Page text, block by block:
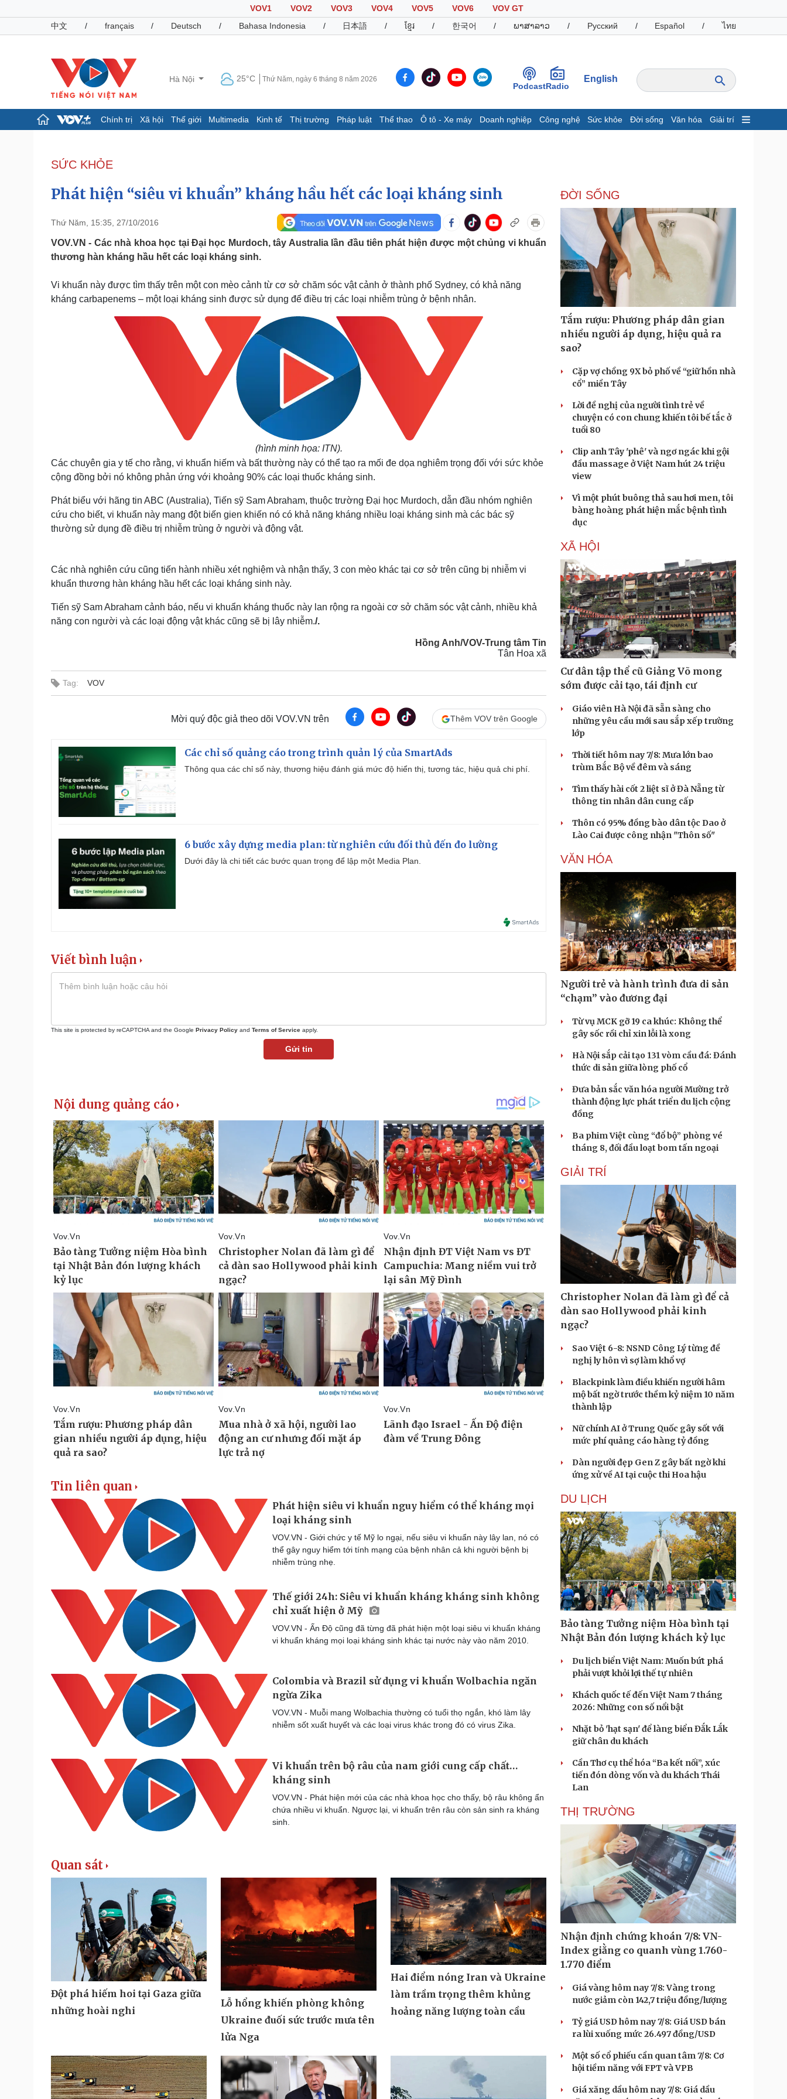
VOV1 VOV2 VOV3 VOV4 VOV5 VOV6
VOV GT
中文
/ français / Deutsch / Bahasa Indonesia / 日本語 / ខ្មែរ / 한국어 / ພາສາລາວ / Русский / Español / ไทย
Hà Nội 25°C Thứ Năm, ngày 6 tháng 8 năm 2026
PodcastRadio
English
Chính trị Xã hội Thế giới Multimedia Kinh tế Thị trường Pháp luật Thể thao Ô tô - Xe máy Doanh nghiệp Công nghệ Sức khỏe Đời sống Văn hóa Giải trí
Đảng
Tổ chức nhân sự
Nhận diện sự thật
Dấu ấn VOV
Infographic
Giá cà phê
Pháp luật
Vụ án
Tư vấn luật
Quân sự - Quốc phòng
Vũ khí
Phân tích
Thể thao
Thế giới thể thao
eSports
Hậu trường
Ô tô - Xe máy
Tư vấn
Doanh nghiệp
Thông tin doanh nghiệp
Doanh nghiệp 24h
Doanh nhân
Công nghệ
Sành điệu
Tin Công nghệ
Trải nghiệm
Dinh dưỡng - món ngon
Đời sống
Nhà đẹp
Tình yêu - Gia đình
Sân khấu - Điện ảnh
Văn học
Âm nhạc
Nghệ sĩ
Thời trang
Sao Việt
Podcast
Câu chuyện thời sự
Cửa sổ tình yêu
Kể chuyện cho bé
SỨC KHỎE
Phát hiện “siêu vi khuẩn” kháng hầu hết các loại kháng sinh
Thứ Năm, 15:35, 27/10/2016
VOV.VN - Các nhà khoa học tại Đại học Murdoch, tây Australia lần đầu tiên phát hiện được một chủng vi khuẩn
thương hàn kháng hầu hết các loại kháng sinh.
Vi khuẩn này được tìm thấy trên một con mèo cảnh từ cơ sở chăm sóc vật cảnh ở thành phố Sydney, có khả năng
kháng carbapenems – một loại kháng sinh được sử dụng để điều trị các loại nhiễm trùng ở bệnh nhân.
(hình minh họa: ITN).
Các chuyên gia y tế cho rằng, vi khuẩn hiếm và bất thường này có thể tạo ra mối đe dọa nghiêm trọng đối với sức khỏe
cộng đồng bởi nó không phản ứng với khoảng 90% các loại thuốc kháng sinh.
Phát biểu với hãng tin ABC (Australia), Tiến sỹ Sam Abraham, thuộc trường Đại học Murdoch, dẫn đầu nhóm nghiên
cứu cho biết, vi khuẩn này mang đột biến gien khiến nó có khả năng kháng nhiều loại kháng sinh mà các bác sỹ
thường sử dụng đề điều trị nhiễm trùng ở người và động vật.
Các nhà nghiên cứu cũng tiến hành nhiều xét nghiệm và nhận thấy, 3 con mèo khác tại cơ sở trên cũng bị nhiễm vi
khuẩn thương hàn kháng hầu hết các loại kháng sinh này.
Tiến sỹ Sam Abraham cảnh báo, nếu vi khuẩn kháng thuốc này lan rộng ra ngoài cơ sở chăm sóc vật cảnh, nhiều khả
năng con người và các loại động vật khác cũng sẽ bị lây nhiễm./.
Hồng Anh/VOV-Trung tâm Tin
Tân Hoa xã
Tag: VOV
Mời quý độc giả theo dõi VOV.VN trên Thêm VOV trên Google
Các chỉ số quảng cáo trong trình quản lý của SmartAds
Thông qua các chỉ số này, thương hiệu đánh giá mức độ hiển thị, tương tác, hiệu quả chi phí.
6 bước xây dựng media plan: từ nghiên cứu đối thủ đến đo lường
Dưới đây là chi tiết các bước quan trọng để lập một Media Plan.
Viết bình luận
This site is protected by reCAPTCHA and the Google Privacy Policy and Terms of Service apply.
Gửi tin
Tin liên quan
Phát hiện siêu vi khuẩn nguy hiểm có thể kháng mọi
loại kháng sinh
VOV.VN - Giới chức y tế Mỹ lo ngại, nếu siêu vi khuẩn này lây lan, nó có
thể gây nguy hiểm tới tính mạng của bệnh nhân cả khi người bệnh bị
nhiễm trùng nhẹ.
Thế giới 24h: Siêu vi khuẩn kháng kháng sinh không
chỉ xuất hiện ở Mỹ
VOV.VN - Ấn Độ cũng đã từng đã phát hiện một loại siêu vi khuẩn kháng
vi khuẩn kháng mọi loại kháng sinh khác tại nước này vào năm 2010.
Colombia và Brazil sử dụng vi khuẩn Wolbachia ngăn
ngừa Zika
VOV.VN - Muỗi mang Wolbachia thường có tuổi thọ ngắn, khó làm lây
nhiễm sốt xuất huyết và các loại virus khác trong đó có virus Zika.
Vi khuẩn trên bộ râu của nam giới cung cấp chất…
kháng sinh
VOV.VN - Phát hiện mới của các nhà khoa học cho thấy, bộ râu không ẩn
chứa nhiều vi khuẩn. Ngược lại, vi khuẩn trên râu còn sản sinh ra kháng
sinh.
Quan sát
Đột phá hiếm hoi tại Gaza giữa
những hoài nghi
Lỗ hổng khiến phòng không
Ukraine đuối sức trước mưa tên
lửa Nga
Hai điểm nóng Iran và Ukraine
làm trầm trọng thêm khủng
hoảng năng lượng toàn cầu
ĐỜI SỐNG
Tắm rượu: Phương pháp dân gian
nhiều người áp dụng, hiệu quả ra
sao?
Cặp vợ chồng 9X bỏ phố về “giữ hồn nhà
cổ” miền Tây
Lời đề nghị của người tình trẻ về
chuyện có con chung khiến tôi bế tắc ở
tuổi 80
Clip anh Tây 'phê' và ngơ ngác khi gội
đầu massage ở Việt Nam hút 24 triệu
view
Vì một phút buông thả sau hơi men, tôi
bàng hoàng phát hiện mắc bệnh tình
dục
XÃ HỘI
Cư dân tập thể cũ Giảng Võ mong
sớm được cải tạo, tái định cư
Giáo viên Hà Nội đã sẵn sàng cho
những yêu cầu mới sau sắp xếp trường
lớp
Thời tiết hôm nay 7/8: Mưa lớn bao
trùm Bắc Bộ về đêm và sáng
Tìm thấy hài cốt 2 liệt sĩ ở Đà Nẵng từ
thông tin nhân dân cung cấp
Thôn có 95% đồng bào dân tộc Dao ở
Lào Cai được công nhận "Thôn số"
VĂN HÓA
Người trẻ và hành trình đưa di sản
“chạm” vào đương đại
Từ vụ MCK gỡ 19 ca khúc: Không thể
gây sốc rồi chỉ xin lỗi là xong
Hà Nội sắp cải tạo 131 vòm cầu đá: Đánh
thức di sản giữa lòng phố cổ
Đưa bản sắc văn hóa người Mường trở
thành động lực phát triển du lịch cộng
đồng
Ba phim Việt cùng “đổ bộ” phòng vé
tháng 8, đối đầu loạt bom tấn ngoại
GIẢI TRÍ
Christopher Nolan đã làm gì để cả
dàn sao Hollywood phải kinh
ngạc?
Sao Việt 6-8: NSND Công Lý từng đề
nghị ly hôn vì sợ làm khổ vợ
Blackpink làm điều khiến người hâm
mộ bất ngờ trước thềm kỷ niệm 10 năm
thành lập
Nữ chính AI ở Trung Quốc gây sốt với
mức phí quảng cáo hàng tỷ đồng
Dàn người đẹp Gen Z gây bất ngờ khi
ứng xử về AI tại cuộc thi Hoa hậu
DU LỊCH
Bảo tàng Tưởng niệm Hòa bình tại
Nhật Bản đón lượng khách kỷ lục
Du lịch biển Việt Nam: Muốn bứt phá
phải vượt khỏi lợi thế tự nhiên
Khách quốc tế đến Việt Nam 7 tháng
2026: Những con số nổi bật
Nhặt bỏ 'hạt sạn' để làng biển Đắk Lắk
giữ chân du khách
Cần Thơ cụ thể hóa “Ba kết nối”, xúc
tiến đón dòng vốn và du khách Thái
Lan
THỊ TRƯỜNG
Nhận định chứng khoán 7/8: VN-
Index giằng co quanh vùng 1.760-
1.770 điểm
Giá vàng hôm nay 7/8: Vàng trong
nước giảm còn 142,7 triệu đồng/lượng
Tỷ giá USD hôm nay 7/8: Giá USD bán
ra lùi xuống mức 26.497 đồng/USD
Một số cổ phiếu cần quan tâm 7/8: Cơ
hội tiềm năng với FPT và VPB
Giá xăng dầu hôm nay 7/8: Giá dầu